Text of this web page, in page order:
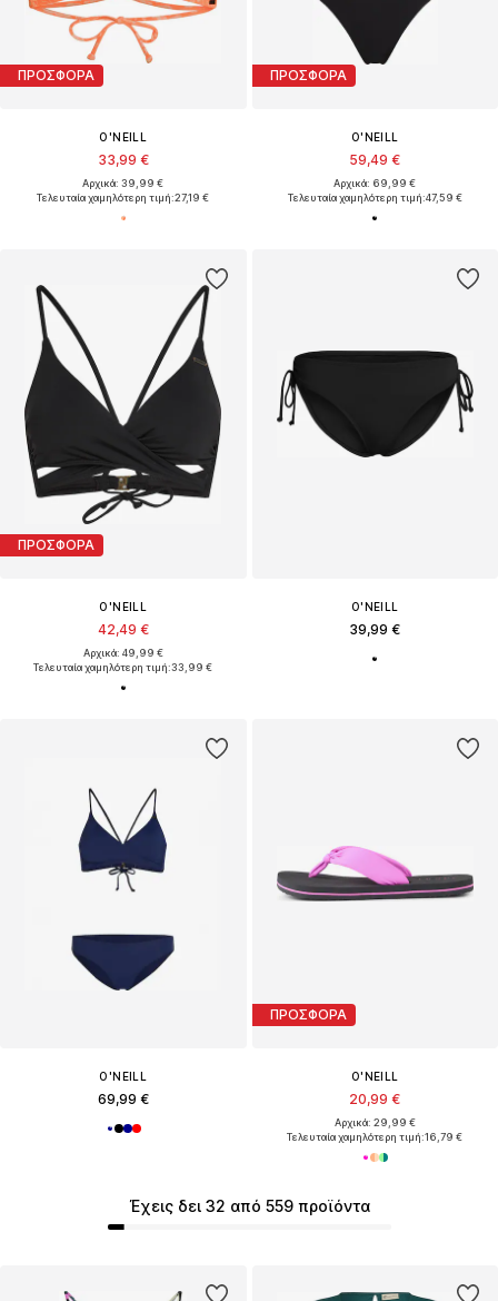
ΠΡΟΣΦΟΡΑ
O'NEILL
33,99 €
Αρχικά: 39,99 €
Τελευταία χαμηλότερη τιμή:27,19 €
ΠΡΟΣΦΟΡΑ
O'NEILL
59,49 €
Αρχικά: 69,99 €
Τελευταία χαμηλότερη τιμή:47,59 €
Έχεις δει 32 από 559 προϊόντα
ΠΡΟΣΦΟΡΑ
O'NEILL
42,49 €
Αρχικά: 49,99 €
Τελευταία χαμηλότερη τιμή:33,99 €
O'NEILL
39,99 €
O'NEILL
69,99 €
ΠΡΟΣΦΟΡΑ
O'NEILL
20,99 €
Αρχικά: 29,99 €
Τελευταία χαμηλότερη τιμή:16,79 €